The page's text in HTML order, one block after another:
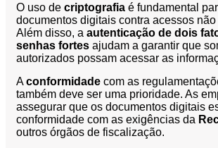
O uso de criptografia é fundamental
documentos digitais contra acessos
Além disso, a autenticação de dois
senhas fortes ajudam a garantir que
autorizados possam acessar as
Aconformidade com as
também deve ser uma prioridade. As
assegurar que os documentos digitais
conformidade com as exigências da
outros órgãos de fiscalização.